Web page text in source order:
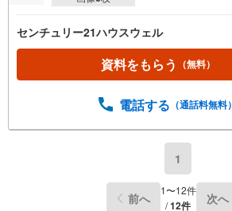
センチュリー21ハウスウェル
資料をもらう （無料）
電話する （通話料無料）
1
前へ 1〜12件
/12件 次へ